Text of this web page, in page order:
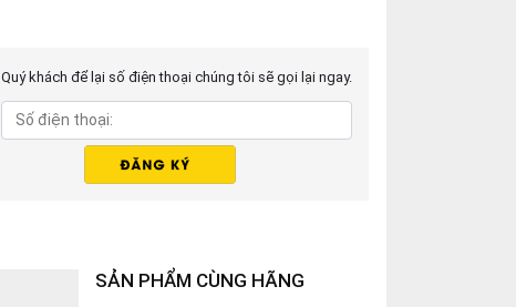
Quý khách để lại số điện thoại chúng tôi sẽ gọi lại ngay.
SẢN PHẨM CÙNG HÃNG